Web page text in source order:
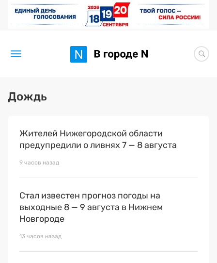
Здоровье
Искусство исцелять
Премия 2026 (текущая)
Дождь
Жителей Нижегородской области
предупредили о ливнях 7 — 8 августа
9 часов назад
Стал известен прогноз погоды на
выходные 8 — 9 августа в Нижнем
Новгороде
13 часов назад